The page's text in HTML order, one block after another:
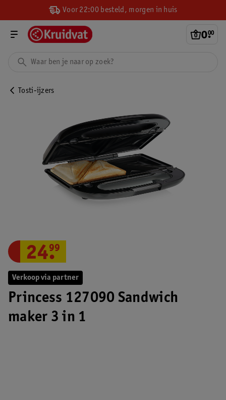
Voor 22:00 besteld, morgen in huis
0.
00
Tosti-ijzers
Verkoop via partner
Princess 127090 Sandwich
maker 3 in 1
24.
99